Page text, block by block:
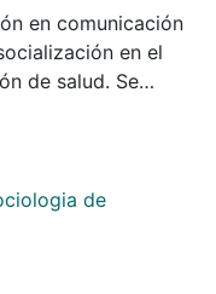
en comunicación
en el
de salud. Se
críticas
en comunicación,
consideran
y de
esperable
de